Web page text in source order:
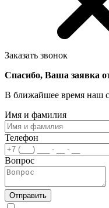
Заказать звонок
Спасибо, Ваша заявка
В ближайшее время наш
Имя и фамилия
Телефон
Вопрос
Отправить